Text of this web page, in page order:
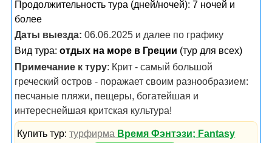
Продолжительность тура (дней/ночей): 7 ночей и
более
Даты выезда: 06.06.2025 и далее по графику
Вид тура: отдых на море в Греции (тур для всех)
Примечание к туру: Крит - самый большой
греческий остров - поражает своим разнообразием:
песчаные пляжи, пещеры, богатейшая и
интереснейшая критская культура!
Купить тур:турфирма Время Фэнтэзи; Fantasy